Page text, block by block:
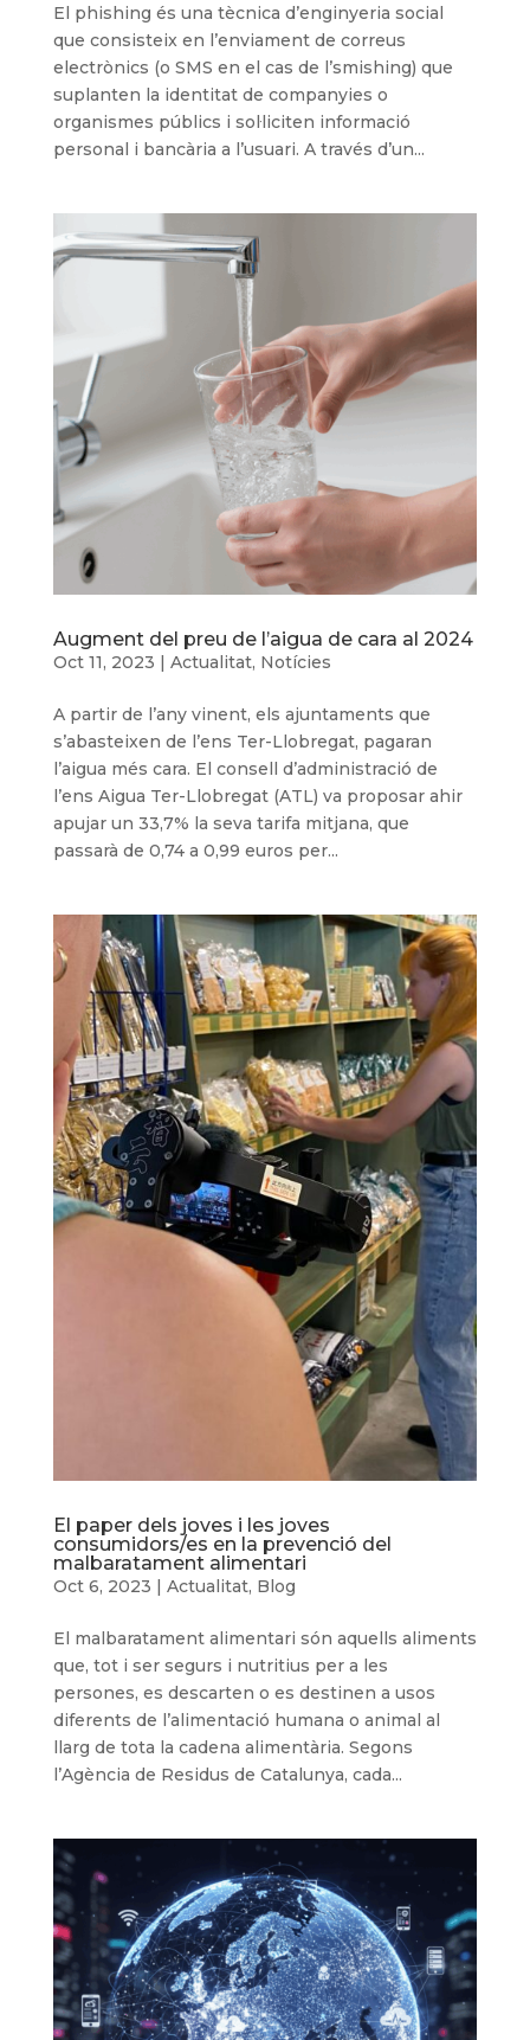
El phishing és una tècnica d’enginyeria social
que consisteix en l’enviament de correus
electrònics (o SMS en el cas de l’smishing) que
suplanten la identitat de companyies o
organismes públics i sol·liciten informació
personal i bancària a l’usuari. A través d’un...
Augment del preu de l’aigua de cara al 2024
Oct 11, 2023 Actualitat, Notícies
A partir de l’any vinent, els ajuntaments que
s’abasteixen de l’ens Ter-Llobregat, pagaran
l’aigua més cara. El consell d’administració de
l’ens Aigua Ter-Llobregat (ATL) va proposar ahir
apujar un 33,7% la seva tarifa mitjana, que
passarà de 0,74 a 0,99 euros per...
El paper dels joves i les joves
consumidors/es en la prevenció del
malbaratament alimentari
Oct 6, 2023 | Actualitat, Blog
El malbaratament alimentari són aquells aliments
que, tot i ser segurs i nutritius per a les
persones, es descarten o es destinen a usos
diferents de l’alimentació humana o animal al
llarg de tota la cadena alimentària. Segons
l’Agència de Residus de Catalunya, cada...